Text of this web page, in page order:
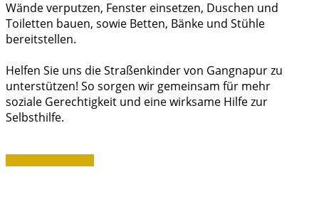
Wände verputzen, Fenster einsetzen, Duschen und
Toiletten bauen, sowie Betten, Bänke und Stühle
bereitstellen.
Helfen Sie uns die Straßenkinder von Gangnapur zu
unterstützen! So sorgen wir gemeinsam für mehr
soziale Gerechtigkeit und eine wirksame Hilfe zur
Selbsthilfe.